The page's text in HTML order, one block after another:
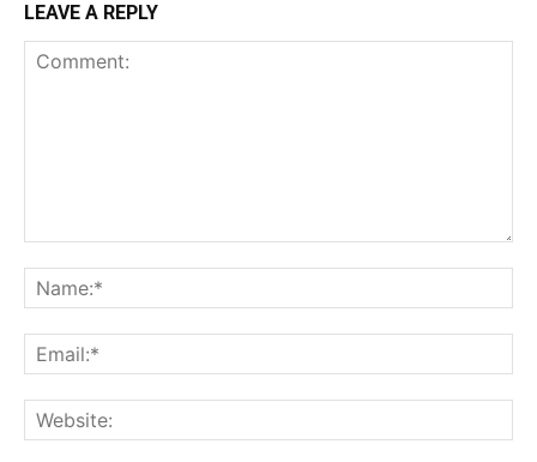
LEAVE A REPLY